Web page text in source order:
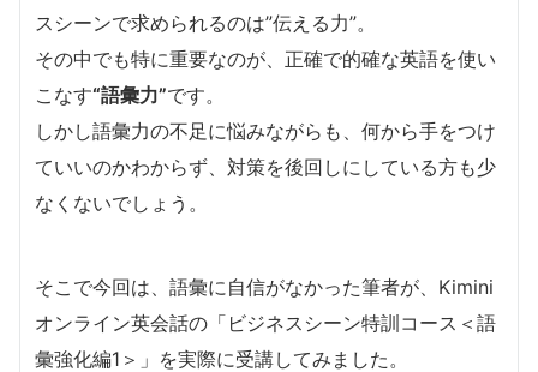
スシーンで求められるのは”伝える力”。
その中でも特に重要なのが、正確で的確な英語を使い
こなす“語彙力”です。
しかし語彙力の不足に悩みながらも、何から手をつけ
ていいのかわからず、対策を後回しにしている方も少
なくないでしょう。
そこで今回は、語彙に自信がなかった筆者が、Kimini
オンライン英会話の「ビジネスシーン特訓コース＜語
彙強化編1＞」を実際に受講してみました。